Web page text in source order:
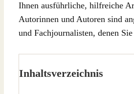
Ihnen ausführliche, hilfreiche
Autorinnen und Autoren sind
und Fachjournalisten, denen
Inhaltsverzeichnis